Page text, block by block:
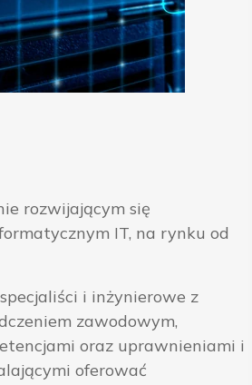
rozwijającym się
IT, na rynku od
i inżynierowe z
zawodowym,
oraz uprawnieniami i
oferować